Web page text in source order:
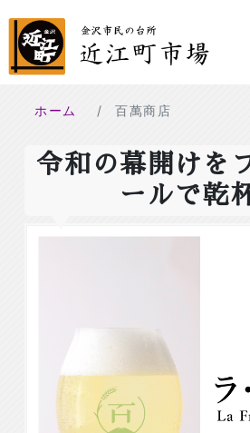
ホーム 百萬商店
令和の幕開けを
ールで乾